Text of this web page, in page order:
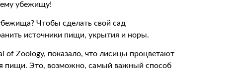
убежищу!
Чтобы сделать свой сад
источники пищи, укрытия и норы.
of Zoology, показало, что лисицы процветают
пищи. Это, возможно, самый важный способ